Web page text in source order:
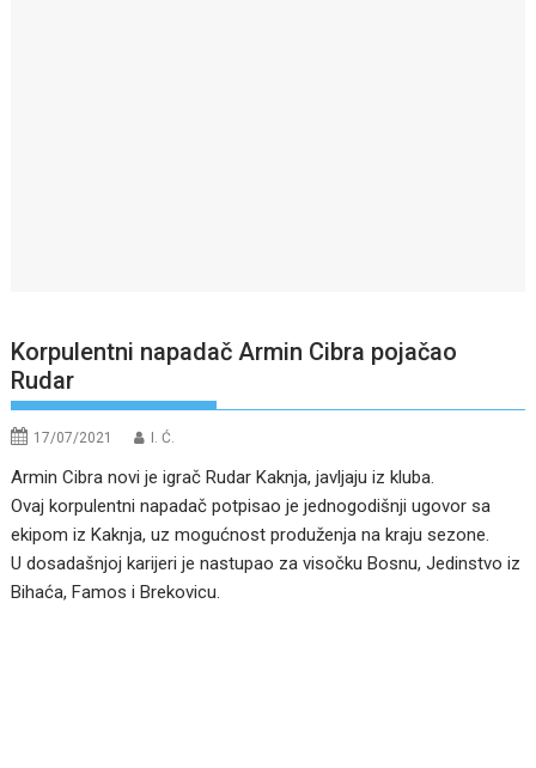
Korpulentni napadač Armin Cibra pojačao
Rudar
17/07/2021 I. Ć.
Armin Cibra novi je igrač Rudar Kaknja, javljaju iz kluba.
Ovaj korpulentni napadač potpisao je jednogodišnji ugovor sa
ekipom iz Kaknja, uz mogućnost produženja na kraju sezone.
U dosadašnjoj karijeri je nastupao za visočku Bosnu, Jedinstvo iz
Bihaća, Famos i Brekovicu.